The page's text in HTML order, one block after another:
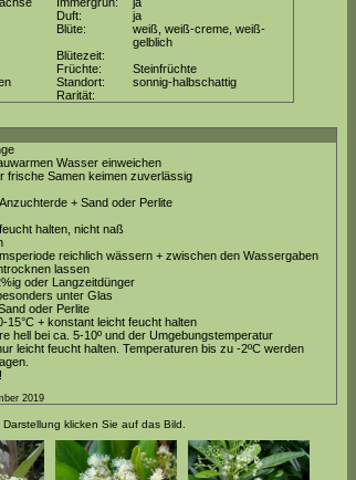
Duft:
ja
Blüte:
weiß, weiß-creme, weiß-
gelblich
Blütezeit:
Früchte:
Steinfrüchte
Standort:
sonnig-halbschattig
Rarität:
Wasser einweichen
frische Samen keimen zuverlässig
+ Sand oder Perlite
halten, nicht naß
reichlich wässern + zwischen den Wassergaben
lassen
oder Langzeitdünger
unter Glas
oder Perlite
15°C + konstant leicht feucht halten
hell bei ca. 5-10º und der Umgebungstemperatur
leicht feucht halten. Temperaturen bis zu -2ºC werden
2019
klicken Sie auf das Bild.